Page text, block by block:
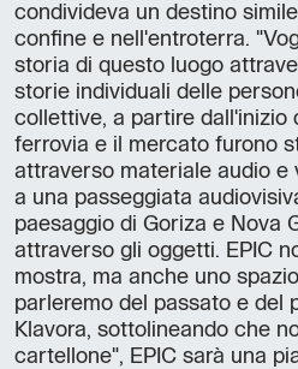
condivideva un destino
confine e nell'entroterra.
storia di questo luogo
storie individuali delle
collettive, a partire dall'inizio
ferrovia e il mercato furono
attraverso materiale audio e
a una passeggiata
paesaggio di Goriza e Nova
attraverso gli oggetti. EPIC
mostra, ma anche uno
parleremo del passato e del
Klavora, sottolineando che
cartellone", EPIC sarà una